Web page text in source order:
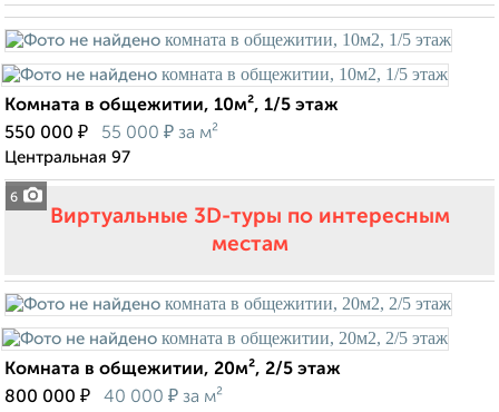
6
Комната в общежитии, 10м², 1/5 этаж
550 000 ₽ 55 000 ₽ за м²
Центральная 97
Виртуальные 3D-туры по интересным
местам
Комната в общежитии, 20м², 2/5 этаж
800 000 ₽ 40 000 ₽ за м²